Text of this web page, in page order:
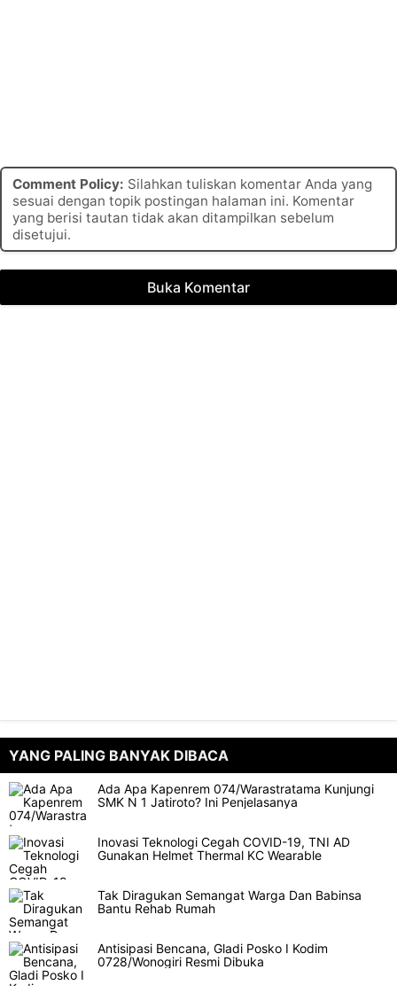
Comment Policy: Silahkan tuliskan komentar Anda yang
sesuai dengan topik postingan halaman ini. Komentar
yang berisi tautan tidak akan ditampilkan sebelum
disetujui.
Buka Komentar
YANG PALING BANYAK DIBACA
Ada Apa Kapenrem 074/Warastratama Kunjungi
SMK N 1 Jatiroto? Ini Penjelasanya
Inovasi Teknologi Cegah COVID-19, TNI AD
Gunakan Helmet Thermal KC Wearable
Tak Diragukan Semangat Warga Dan Babinsa
Bantu Rehab Rumah
Antisipasi Bencana, Gladi Posko I Kodim
0728/Wonogiri Resmi Dibuka